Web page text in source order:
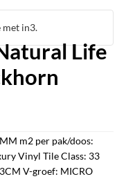
met in3.
Life
m2 per pak/doos:
Vinyl Tile Class: 33
V-groef: MICRO